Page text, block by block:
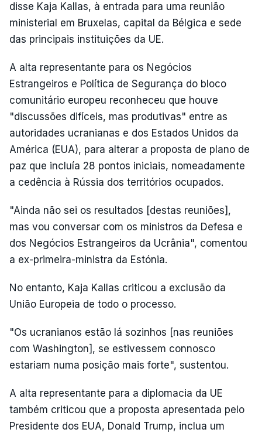
disse Kaja Kallas, à entrada para uma reunião
ministerial em Bruxelas, capital da Bélgica e sede
das principais instituições da UE.
A alta representante para os Negócios
Estrangeiros e Política de Segurança do bloco
comunitário europeu reconheceu que houve
"discussões difíceis, mas produtivas" entre as
autoridades ucranianas e dos Estados Unidos da
América (EUA), para alterar a proposta de plano de
paz que incluía 28 pontos iniciais, nomeadamente
a cedência à Rússia dos territórios ocupados.
"Ainda não sei os resultados [destas reuniões],
mas vou conversar com os ministros da Defesa e
dos Negócios Estrangeiros da Ucrânia", comentou
a ex-primeira-ministra da Estónia.
No entanto, Kaja Kallas criticou a exclusão da
União Europeia de todo o processo.
"Os ucranianos estão lá sozinhos [nas reuniões
com Washington], se estivessem connosco
estariam numa posição mais forte", sustentou.
A alta representante para a diplomacia da UE
também criticou que a proposta apresentada pelo
Presidente dos EUA, Donald Trump, inclua um